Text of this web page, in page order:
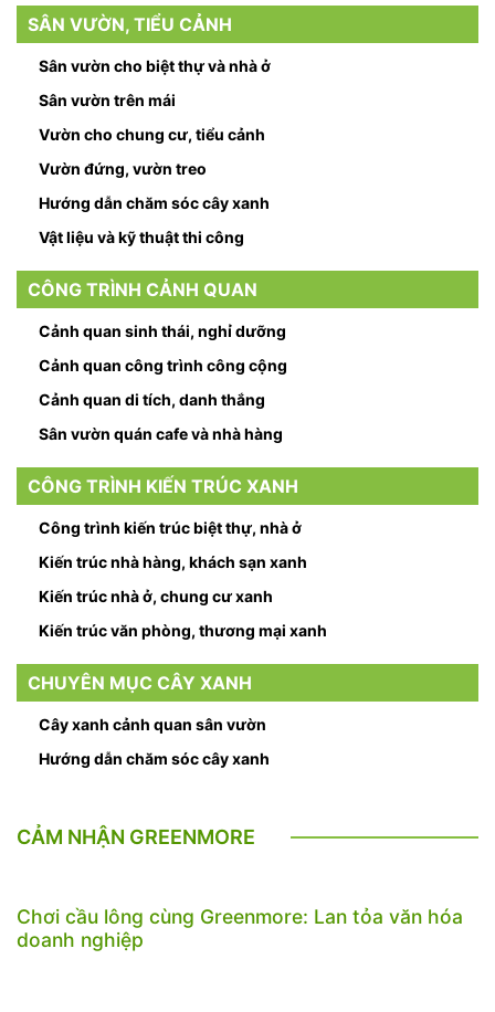
SÂN VƯỜN, TIỂU CẢNH
Sân vườn cho biệt thự và nhà ở
Sân vườn trên mái
Vườn cho chung cư, tiểu cảnh
Vườn đứng, vườn treo
Hướng dẫn chăm sóc cây xanh
Vật liệu và kỹ thuật thi công
CÔNG TRÌNH CẢNH QUAN
Cảnh quan sinh thái, nghỉ dưỡng
Cảnh quan công trình công cộng
Cảnh quan di tích, danh thắng
Sân vườn quán cafe và nhà hàng
CÔNG TRÌNH KIẾN TRÚC XANH
Công trình kiến trúc biệt thự, nhà ở
Kiến trúc nhà hàng, khách sạn xanh
Kiến trúc nhà ở, chung cư xanh
Kiến trúc văn phòng, thương mại xanh
CHUYÊN MỤC CÂY XANH
Cây xanh cảnh quan sân vườn
Hướng dẫn chăm sóc cây xanh
CẢM NHẬN GREENMORE
Chơi cầu lông cùng Greenmore: Lan tỏa văn hóa
doanh nghiệp